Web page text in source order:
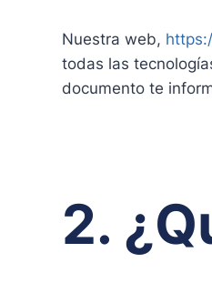
Nuestra web,
todas las
documento te
2.